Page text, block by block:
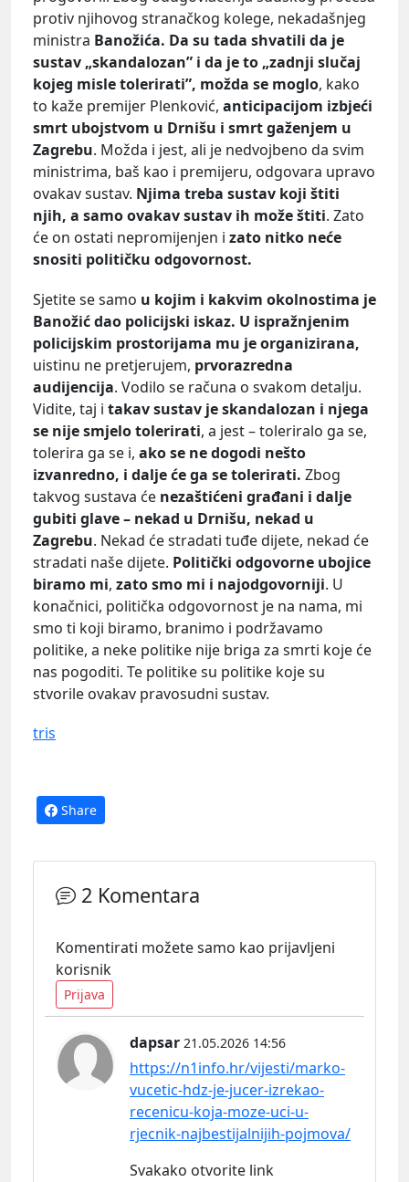
protiv njihovog stranačkog kolege, nekadašnjeg
ministra Banožića. Da su tada shvatili da je
sustav „skandalozan” i da je to „zadnji slučaj
kojeg misle tolerirati”, možda se moglo, kako
to kaže premijer Plenković, anticipacijom izbjeći
smrt ubojstvom u Drnišu i smrt gaženjem u
Zagrebu. Možda i jest, ali je nedvojbeno da svim
ministrima, baš kao i premijeru, odgovara upravo
ovakav sustav. Njima treba sustav koji štiti
njih, a samo ovakav sustav ih može štiti. Zato
će on ostati nepromijenjen i zato nitko neće
snositi političku odgovornost.
Sjetite se samo u kojim i kakvim okolnostima je
Banožić dao policijski iskaz. U ispražnjenim
policijskim prostorijama mu je organizirana,
uistinu ne pretjerujem, prvorazredna
audijencija. Vodilo se računa o svakom detalju.
Vidite, taj i takav sustav je skandalozan i njega
se nije smjelo tolerirati, a jest – toleriralo ga se,
tolerira ga se i, ako se ne dogodi nešto
izvanredno, i dalje će ga se tolerirati. Zbog
takvog sustava će nezaštićeni građani i dalje
gubiti glave – nekad u Drnišu, nekad u
Zagrebu. Nekad će stradati tuđe dijete, nekad će
stradati naše dijete. Politički odgovorne ubojice
biramo mi, zato smo mi i najodgovorniji. U
konačnici, politička odgovornost je na nama, mi
smo ti koji biramo, branimo i podržavamo
politike, a neke politike nije briga za smrti koje će
nas pogoditi. Te politike su politike koje su
stvorile ovakav pravosudni sustav.
tris
Share
2 Komentara
Komentirati možete samo kao prijavljeni
korisnik
Prijava
dapsar 21.05.2026 14:56
https://n1info.hr/vijesti/marko-
vucetic-hdz-je-jucer-izrekao-
recenicu-koja-moze-uci-u-
rjecnik-najbestijalnijih-pojmova/
Svakako otvorite link